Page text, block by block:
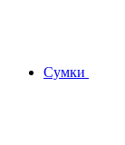
Сумки